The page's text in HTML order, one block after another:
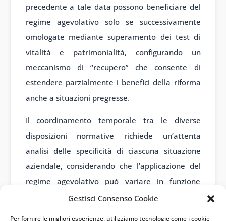
Gestisci Consenso Cookie
Per fornire le migliori esperienze, utilizziamo tecnologie come i cookie
precedente a tale data possono beneficiare del
regime agevolativo solo se successivamente
omologate mediante superamento dei test di
vitalità e patrimonialità, configurando un
meccanismo di “recupero” che consente di
estendere parzialmente i benefici della riforma
anche a situazioni pregresse.
Il coordinamento temporale tra le diverse
disposizioni normative richiede un’attenta
analisi delle specificità di ciascuna situazione
aziendale, considerando che l’applicazione del
regime agevolativo può variare in funzione
dell’epoca di maturazione delle perdite,